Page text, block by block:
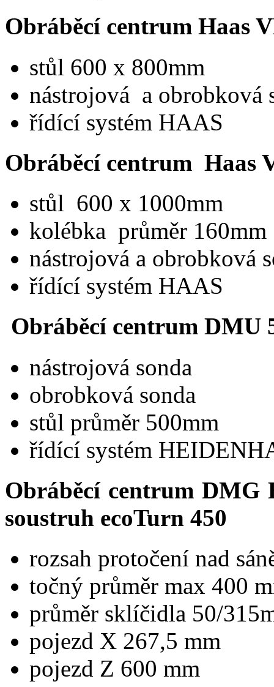
Obráběcí centrum Haas
stůl 600 x 800mm
nástrojová a obrobková
řídící systém HAAS
Obráběcí centrum Haas
stůl 600 x 1000mm
kolébka průměr 160mm
nástrojová a obrobková
řídící systém HAAS
Obráběcí centrum DMU
nástrojová sonda
obrobková sonda
stůl průměr 500mm
řídící systém
Obráběcí centrum DMG
soustruh ecoTurn 450
rozsah protočení nad
točný průměr max 400
průměr sklíčidla 50/
pojezd X 267,5 mm
pojezd Z 600 mm